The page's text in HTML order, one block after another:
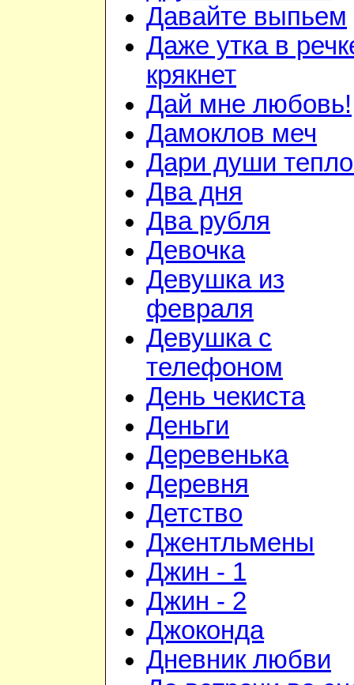
Давайте выпьем
Даже утка в
крякнет
Дай мне любовь!
Дамоклов меч
Дари души
Два дня
Два рубля
Девочка
Девушка из
февраля
Девушка с
телефоном
День чекиста
Деньги
Деревенька
Деревня
Детство
Джентльмены
Джин - 1
Джин - 2
Джоконда
Дневник любви